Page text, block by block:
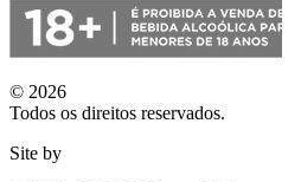
© 2026
Todos os direitos reservados.
Site by